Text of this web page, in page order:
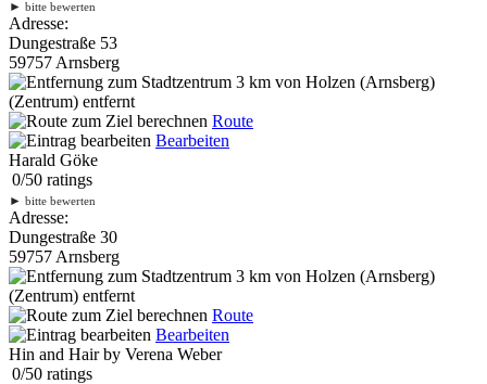
► bitte bewerten
Adresse:
Dungestraße 53
59757 Arnsberg
3 km von Holzen (Arnsberg)
(Zentrum) entfernt
Route
Bearbeiten
Harald Göke
0/50 ratings
► bitte bewerten
Adresse:
Dungestraße 30
59757 Arnsberg
3 km von Holzen (Arnsberg)
(Zentrum) entfernt
Route
Bearbeiten
Hin and Hair by Verena Weber
0/50 ratings